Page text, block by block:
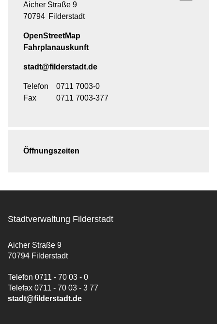
Aicher Straße 9
70794 Filderstadt
OpenStreetMap
Fahrplanauskunft
stadt@filderstadt.de
Telefon
0711 7003-0
Fax
0711 7003-377
Öffnungszeiten
Stadtverwaltung Filderstadt
Aicher Straße 9
70794 Filderstadt
Telefon 0711 - 70 03 - 0
Telefax 0711 - 70 03 - 3 77
stadt@filderstadt.de